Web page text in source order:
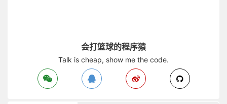
会打篮球的程序猿
Talk is cheap, show me the code.